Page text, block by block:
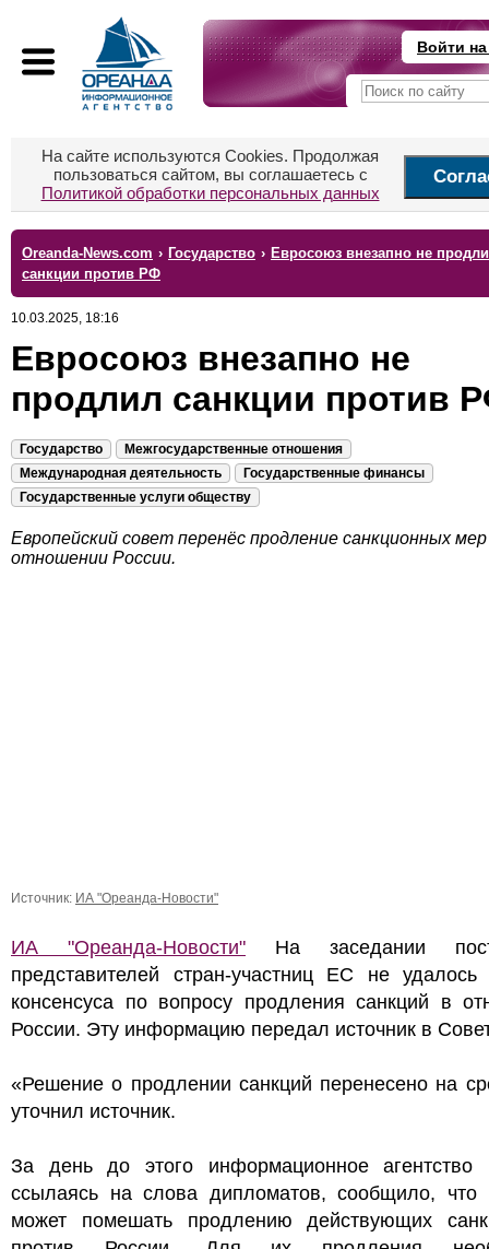
Войти
На сайте используются Cookies. Продолжая
пользоваться сайтом, вы соглашаетесь с
Политикой обработки персональных данных
Oreanda-News.com › Государство › Евросоюз внезапно не
санкции против РФ
10.03.2025, 18:16
Евросоюз внезапно не
продлил санкции против
Государство
Межгосударственные отношения
Международная деятельность
Государственные финансы
Государственные услуги обществу
Европейский совет перенёс продление санкционных мер
отношении России.
Источник: ИА "Ореанда-Новости"
ИА "Ореанда-Новости" На заседании
представителей стран-участниц ЕС не удалось
консенсуса по вопросу продления санкций в
России. Эту информацию передал источник в
«Решение о продлении санкций перенесено на
уточнил источник.
За день до этого информационное агентство
ссылаясь на слова дипломатов, сообщило, что
может помешать продлению действующих